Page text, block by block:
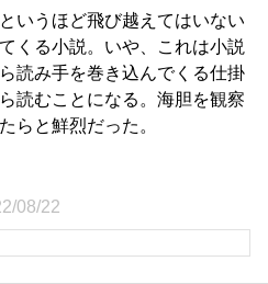
いうほど飛び越えてはいない
くる小説。いや、これは小説
読み手を巻き込んでくる仕掛
読むことになる。海胆を観察
らと鮮烈だった。
08/22